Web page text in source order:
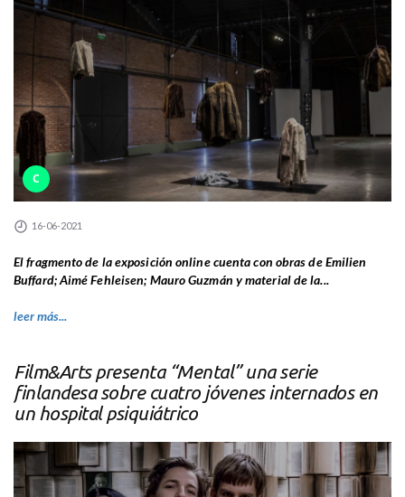
C
16-06-2021
El fragmento de la exposición online cuenta con obras de Emilien
Buffard; Aimé Fehleisen; Mauro Guzmán y material de la...
leer más...
Film&Arts presenta “Mental” una serie
finlandesa sobre cuatro jóvenes internados en
un hospital psiquiátrico